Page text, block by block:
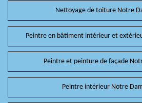
Nettoyage de toiture Notre
Peintre en bâtiment intérieur et
Peintre et peinture de façade
Peintre intérieur Notre